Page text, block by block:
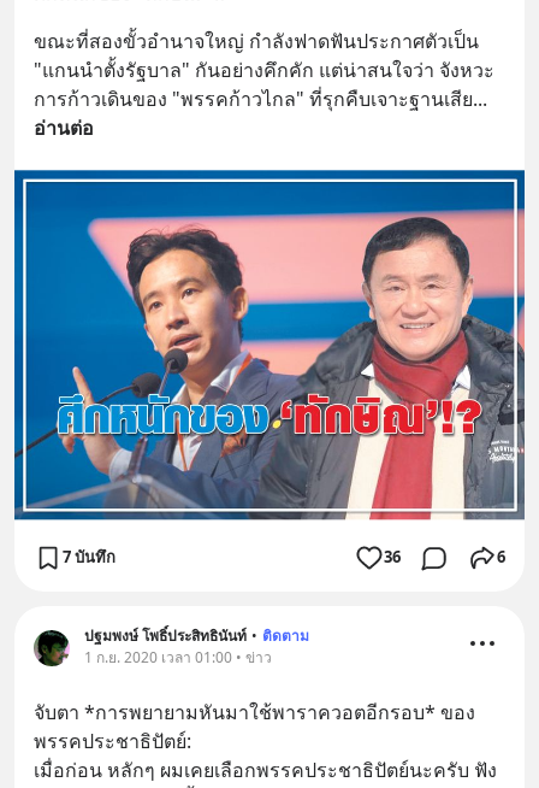
ขณะที่สองขั้วอำนาจใหญ่ กำลังฟาดฟันประกาศตัวเป็น
"แกนนำตั้งรัฐบาล" กันอย่างคึกคัก แต่น่าสนใจว่า จังหวะ
การก้าวเดินของ "พรรคก้าวไกล" ที่รุกคืบเจาะฐานเสีย
อ่านต่อ
7 บันทึก 36 6
ปฐมพงษ์ โพธิ์ประสิทธินันท์ • ติดตาม
1 ก.ย. 2020 เวลา 01:00 • ข่าว
จับตา *การพยายามหันมาใช้พาราควอตอีกรอบ* ของ
พรรคประชาธิปัตย์:
เมื่อก่อน หลักๆ ผมเคยเลือกพรรคประชาธิปัตย์นะครับ ฟัง